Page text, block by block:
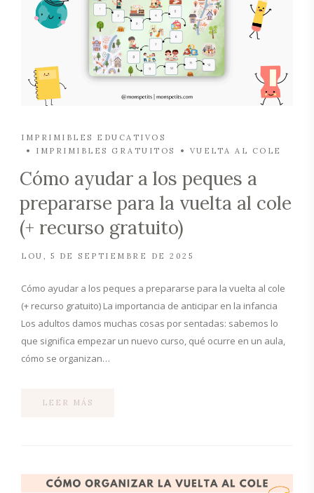
IMPRIMIBLES EDUCATIVOS
IMPRIMIBLES GRATUITOS
VUELTA AL COLE
Cómo ayudar a los peques a
prepararse para la vuelta al cole
(+ recurso gratuito)
LOU 5 DE SEPTIEMBRE DE 2025
Cómo ayudar a los peques a prepararse para la vuelta al cole
(+ recurso gratuito) La importancia de anticipar en la infancia
Los adultos damos muchas cosas por sentadas: sabemos lo
que significa empezar un nuevo curso, qué ocurre en un aula,
cómo se organizan…
LEER MÁS